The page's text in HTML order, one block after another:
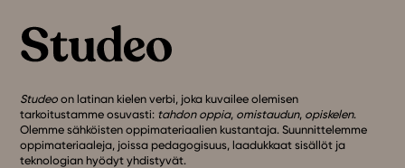
Studeo on latinan kielen verbi, joka kuvailee olemisen
tarkoitustamme osuvasti: tahdon oppia, omistaudun, opiskelen.
Olemme sähköisten oppimateriaalien kustantaja. Suunnittelemme
oppimateriaaleja, joissa pedagogisuus, laadukkaat sisällöt ja
teknologian hyödyt yhdistyvät.